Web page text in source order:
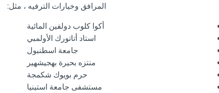
المرافق وخيارات الترفيه ، مثل:
أكوا كلوب دولفين المائية
استاد أتاتورك الأولمبي
جامعة اسطنبول
منتزه بحيرة بهجيشهير
حرم بويوك شكمجة
مستشفى جامعة استينيا